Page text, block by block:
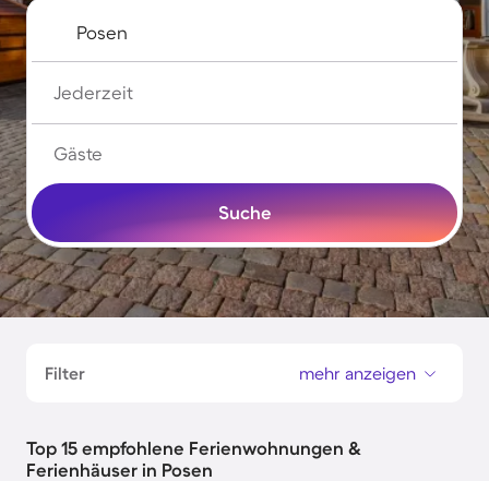
Jederzeit
Gäste
Suche
Filter mehr anzeigen
Top 15 empfohlene Ferienwohnungen &
Ferienhäuser in Posen